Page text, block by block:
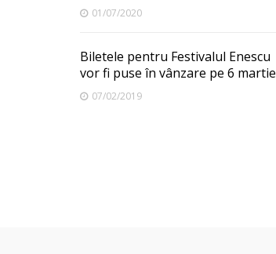
01/07/2020
Biletele pentru Festivalul Enescu
vor fi puse în vânzare pe 6 martie
07/02/2019